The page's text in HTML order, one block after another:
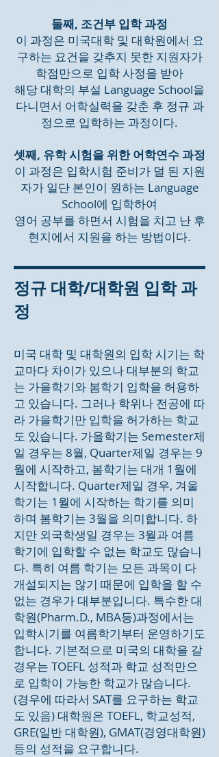
둘째, 조건부 입학 과정
이 과정은 미국대학 및 대학원에서 요
구하는 요건을 갖추지 못한 지원자가
학점만으로 입학 사정을 받아
해당 대학의 부설 Language School을
다니면서 어학실력을 갖춘 후 정규 과
정으로 입학하는 과정이다.
셋째, 유학 시험을 위한 어학연수 과정
이 과정은 입학시험 준비가 덜 된 지원
자가 일단 본인이 원하는 Language
School에 입학하여
영어 공부를 하면서 시험을 치고 난 후
현지에서 지원을 하는 방법이다.
정규 대학/대학원 입학 과
정
미국 대학 및 대학원의 입학 시기는 학
교마다 차이가 있으나 대부분의 학교
는 가을학기와 봄학기 입학을 허용하
고 있습니다. 그러나 학위나 전공에 따
라 가을학기만 입학을 허가하는 학교
도 있습니다. 가을학기는 Semester제
일 경우는 8월, Quarter제일 경우는 9
월에 시작하고, 봄학기는 대개 1월에
시작합니다. Quarter제일 경우, 겨울
학기는 1월에 시작하는 학기를 의미
하며 봄학기는 3월을 의미합니다. 하
지만 외국학생일 경우는 3월과 여름
학기에 입학할 수 없는 학교도 많습니
다. 특히 여름 학기는 모든 과목이 다
개설되지는 않기 때문에 입학을 할 수
없는 경우가 대부분입니다. 특수한 대
학원(Pharm.D., MBA등)과정에서는
입학시기를 여름학기부터 운영하기도
합니다. 기본적으로 미국의 대학을 갈
경우는 TOEFL 성적과 학교 성적만으
로 입학이 가능한 학교가 많습니다.
(경우에 따라서 SAT를 요구하는 학교
도 있음) 대학원은 TOEFL, 학교성적,
GRE(일반 대학원), GMAT(경영대학원)
등의 성적을 요구합니다.